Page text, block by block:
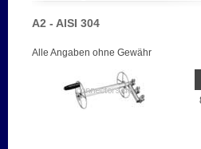
A2 - AISI 304
Alle Angaben ohne Gewähr